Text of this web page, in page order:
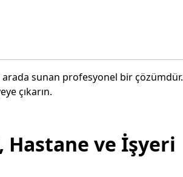
sunan profesyonel bir çözümdür.
çıkarın.
Hastane ve İşyeri